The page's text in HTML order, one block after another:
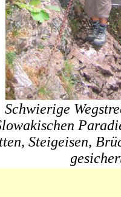
Schwierige
Steigeisen,